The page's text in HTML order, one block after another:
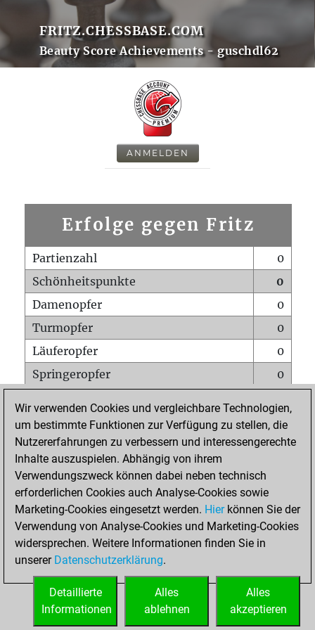
FRITZ.CHESSBASE.COM
Beauty Score Achievements - guschdl62
ANMELDEN
Erfolge gegen Fritz
Partienzahl
0
Schönheitspunkte
0
Damenopfer
0
Turmopfer
0
Läuferopfer
0
Springeropfer
0
Matt auf vollem Brett
0
Bauer setzt Matt
0
Erstickte Matts
Unterverwandlungen
Türme auf der siebten
0
STARTSEITE
Wir verwenden Cookies und vergleichbare Technologien,
um bestimmte Funktionen zur Verfügung zu stellen, die
Nutzererfahrungen zu verbessern und interessengerechte
Inhalte auszuspielen. Abhängig von ihrem
Verwendungszweck können dabei neben technisch
erforderlichen Cookies auch Analyse-Cookies sowie
Marketing-Cookies eingesetzt werden. Hierkönnen Sie der
Verwendung von Analyse-Cookies und Marketing-Cookies
widersprechen. Weitere Informationen finden Sie in
unserer Datenschutzerklärung.
Alles
akzeptieren
Alles
ablehnen
Detaillierte
Informationen